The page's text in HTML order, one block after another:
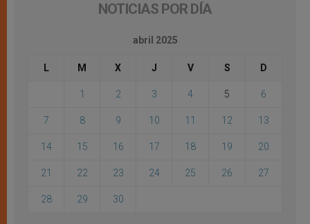
NOTICIAS POR DÍA
abril 2025
L M X J V S D
1 2 3 4 5 6
7 8 9 10 11 12 13
14 15 16 17 18 19 20
21 22 23 24 25 26 27
28 29 30